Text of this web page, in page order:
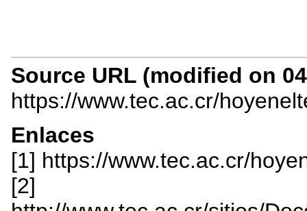
Source URL (modified on
https://www.tec.ac.cr/
Enlaces
[1] https://www.tec.ac.cr/
[2]